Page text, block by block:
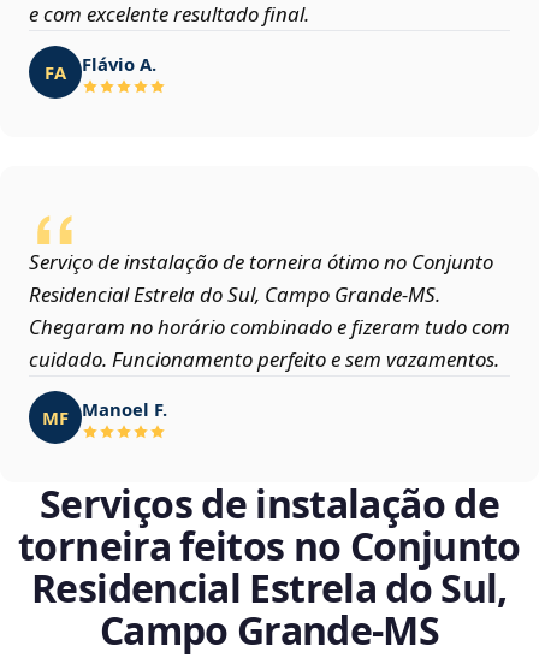
e com excelente resultado final.
FA Flávio A.
Serviço de instalação de torneira ótimo no Conjunto
Residencial Estrela do Sul, Campo Grande‑MS.
Chegaram no horário combinado e fizeram tudo com
cuidado. Funcionamento perfeito e sem vazamentos.
MF Manoel F.
Serviços de instalação de
torneira feitos no Conjunto
Residencial Estrela do Sul,
Campo Grande‑MS